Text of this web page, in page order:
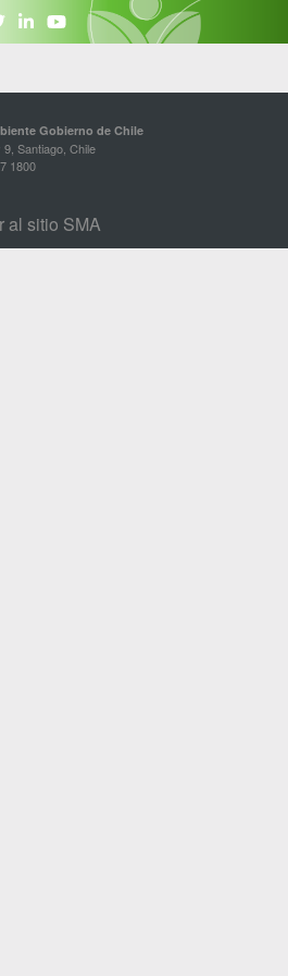
Gobierno de Chile
Santiago, Chile
1800
al sitio SMA